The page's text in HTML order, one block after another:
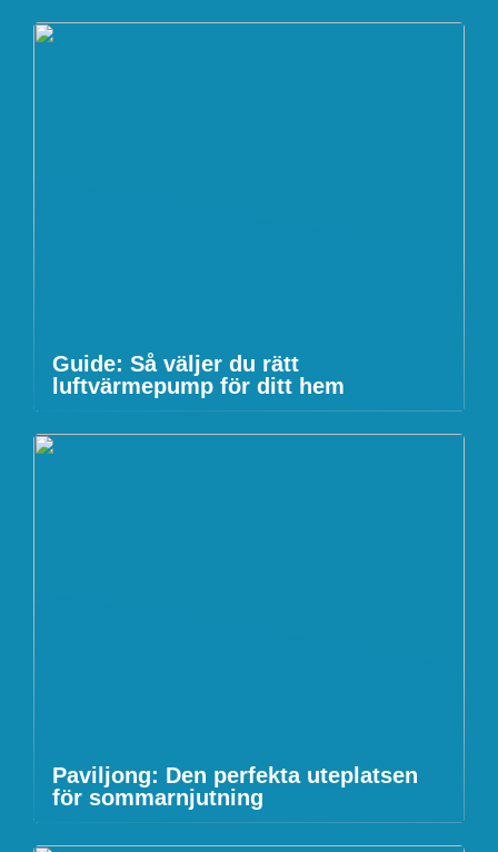
Guide: Så väljer du rätt
luftvärmepump för ditt hem
Paviljong: Den perfekta uteplatsen
för sommarnjutning